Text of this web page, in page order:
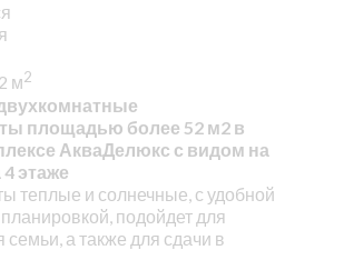
м2
площадью более 52 м2 в
АкваДелюкс с видом на
этаже
теплые и солнечные, с удобной
подойдет для
а также для сдачи в